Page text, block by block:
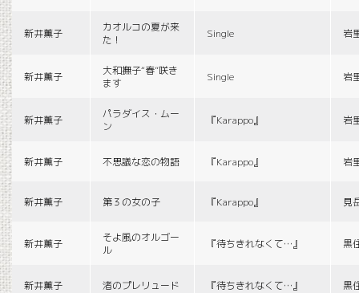
新井薫子
カオルコの夏が来
た！
Single 岩
新井薫子
大和撫子“春”咲き
ます
Single 岩
新井薫子
パラダイス・ムー
ン
『Karappo』 岩
新井薫子 不思議な恋の物語 『Karappo』 岩
新井薫子 第３の女の子 『Karappo』 見
新井薫子
そよ風のオルゴー
ル
『待ちきれなくて…』 黒
新井薫子 渚のプレリュード 『待ちきれなくて…』 黒